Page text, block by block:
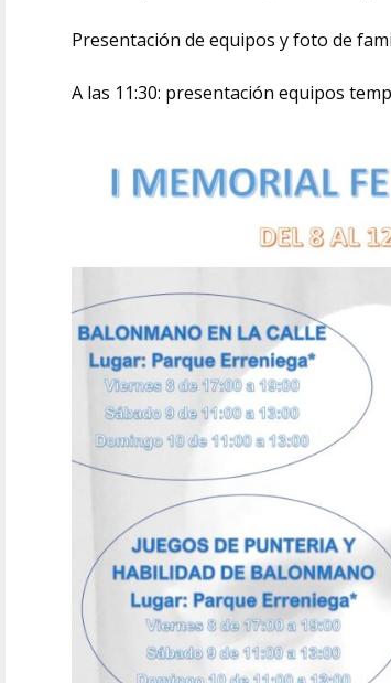
Presentación de equipos y foto de
A las 11:30: presentación equipos